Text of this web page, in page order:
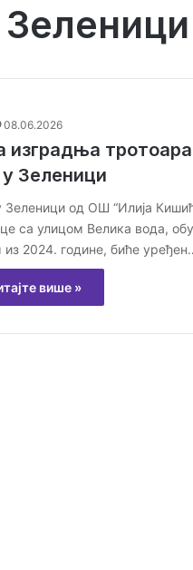
08.06.2026
изградња
Зеленици
Зеленици од ОШ “Илија
са улицом Велика вода,
2024. године, биће
више »